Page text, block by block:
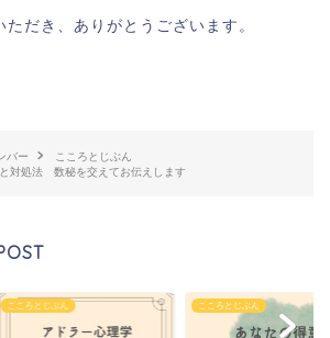
だき、ありがとうございます。
バー
こころとじぶん
対処法 数秘を交えてお伝えします
こころとじぶん こころとじぶん